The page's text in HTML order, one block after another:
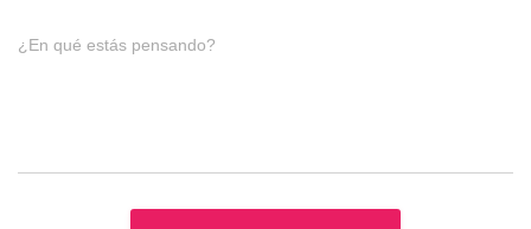
¿En qué estás pensando?